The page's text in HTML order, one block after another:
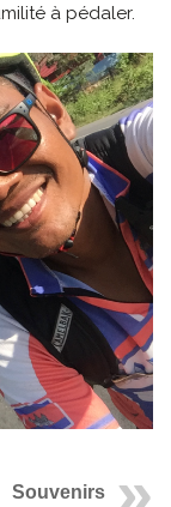
à pédaler.
Souvenirs